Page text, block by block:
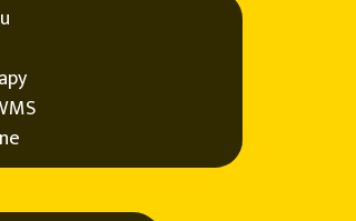
oraz wprowadzenie zmian w